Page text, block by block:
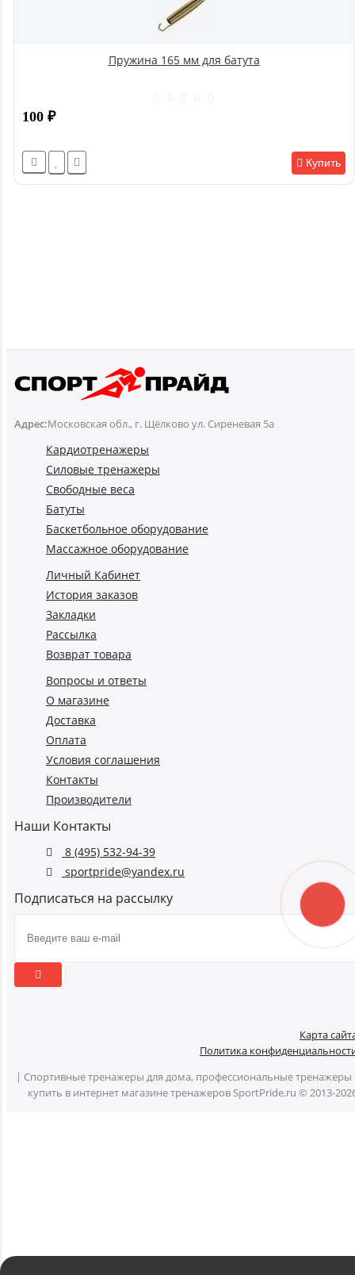
Пружина 165 мм для батута
100 ₽
Купить
Адрес:Московская обл., г. Щёлково ул. Сиреневая 5а
Кардиотренажеры
Силовые тренажеры
Свободные веса
Батуты
Баскетбольное оборудование
Массажное оборудование
Личный Кабинет
История заказов
Закладки
Рассылка
Возврат товара
Вопросы и ответы
О магазине
Доставка
Оплата
Условия соглашения
Контакты
Производители
Наши Контакты
8 (495) 532-94-39
sportpride@yandex.ru
Подписаться на рассылку
Карта
Политика
| Спортивные тренажеры для дома, профессиональные тренажеры
купить в интернет магазине тренажеров SportPride.ru © 2013-